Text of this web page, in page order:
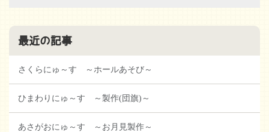
最近の記事
さくらにゅ～す ～ホールあそび～
ひまわりにゅ～す ～製作(団旗)～
あさがおにゅ～す ～お月見製作～